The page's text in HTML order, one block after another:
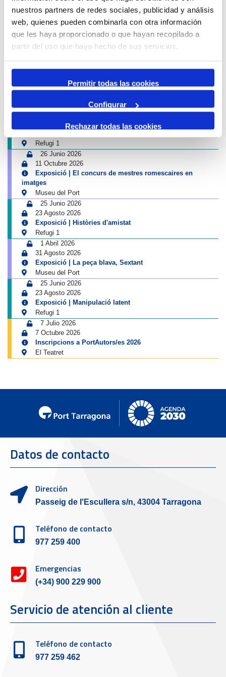
nuestros partners de redes sociales, publicidad y análisis
web, quienes pueden combinarla con otra información
que les haya proporcionado o que hayan recopilado a
partir del uso que haya hecho de sus servicios.
Permitir todas las cookies
Configurar
Rechazar todas las cookies
13 Agosto 2026
16:00-01:00
Tancament accés Km 0| Eclipsi solar
Km 0
Próximas actividades Puerto y Ciudad
Exposició | Biennal d'Art contemporani gastronòmic de
Cambrils
10 Julio 2026
23 Agosto 2026
Refugi 1
26 Junio 2026
11 Octubre 2026
Exposició | El concurs de mestres romescaires en
imatges
Museu del Port
25 Junio 2026
23 Agosto 2026
Exposició | Històries d'amistat
Refugi 1
1 Abril 2026
31 Agosto 2026
Exposició | La peça blava, Sextant
Museu del Port
25 Junio 2026
23 Agosto 2026
Exposició | Manipulació latent
Refugi 1
7 Julio 2026
7 Octubre 2026
Inscripcions a PortAutors/es 2026
El Teatret
Datos de contacto
Dirección
Passeig de l'Escullera s/n, 43004 Tarragona
Teléfono de contacto
977 259 400
Emergencias
(+34) 900 229 900
Servicio de atención al cliente
Teléfono de contacto
977 259 462